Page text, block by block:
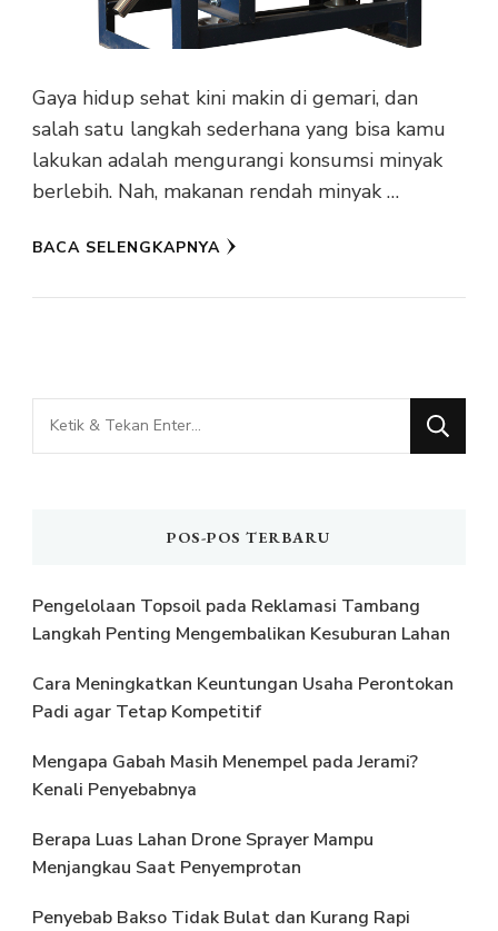
Gaya hidup sehat kini makin di gemari, dan
salah satu langkah sederhana yang bisa kamu
lakukan adalah mengurangi konsumsi minyak
berlebih. Nah, makanan rendah minyak …
BACA SELENGKAPNYA
Mencari
Sesuatu?
POS-POS TERBARU
Pengelolaan Topsoil pada Reklamasi Tambang
Langkah Penting Mengembalikan Kesuburan Lahan
Cara Meningkatkan Keuntungan Usaha Perontokan
Padi agar Tetap Kompetitif
Mengapa Gabah Masih Menempel pada Jerami?
Kenali Penyebabnya
Berapa Luas Lahan Drone Sprayer Mampu
Menjangkau Saat Penyemprotan
Penyebab Bakso Tidak Bulat dan Kurang Rapi